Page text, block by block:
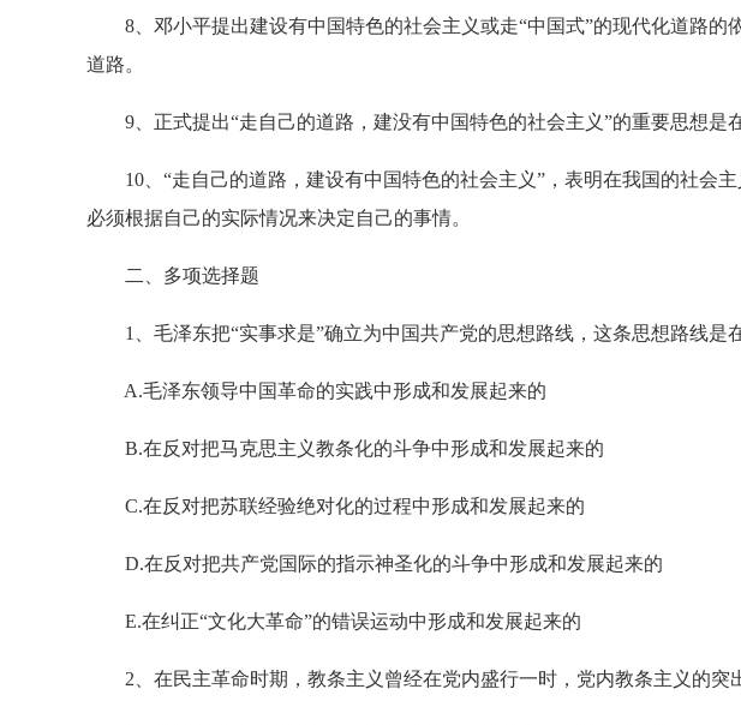
8、邓小平提出建设有中国特色的社会主义或走“中国式”的现代化道路的
道路。
9、正式提出“走自己的道路，建没有中国特色的社会主义”的重要思想是
10、“走自己的道路，建设有中国特色的社会主义”，表明在我国的社会主
必须根据自己的实际情况来决定自己的事情。
二、多项选择题
1、毛泽东把“实事求是”确立为中国共产党的思想路线，这条思想路线是
A.毛泽东领导中国革命的实践中形成和发展起来的
B.在反对把马克思主义教条化的斗争中形成和发展起来的
C.在反对把苏联经验绝对化的过程中形成和发展起来的
D.在反对把共产党国际的指示神圣化的斗争中形成和发展起来的
E.在纠正“文化大革命”的错误运动中形成和发展起来的
2、在民主革命时期，教条主义曾经在党内盛行一时，党内教条主义的突